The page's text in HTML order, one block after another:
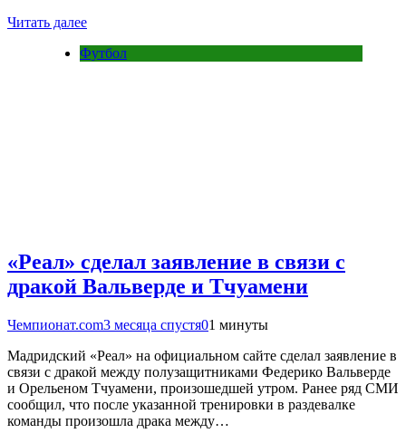
Читать далее
Футбол
«Реал» сделал заявление в связи с
дракой Вальверде и Тчуамени
Чемпионат.com3 месяца спустя01 минуты
Мадридский «Реал» на официальном сайте сделал заявление в
связи с дракой между полузащитниками Федерико Вальверде
и Орельеном Тчуамени, произошедшей утром. Ранее ряд СМИ
сообщил, что после указанной тренировки в раздевалке
команды произошла драка между…